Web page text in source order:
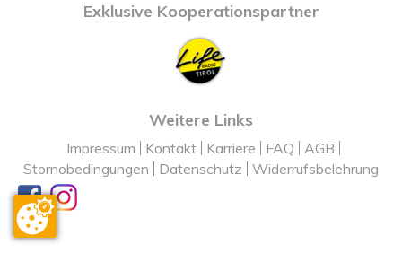
Exklusive Kooperationspartner
Weitere Links
Impressum Kontakt Karriere FAQ AGB
Stornobedingungen
Datenschutz Widerrufsbelehrung